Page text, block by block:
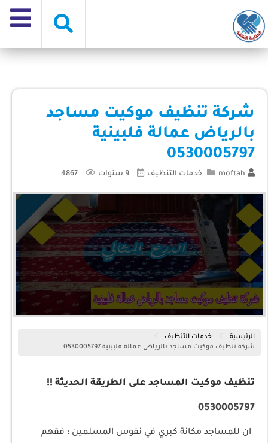
شركة تنظيف موكيت مساجد
بالرياض عمالة فلبينية
0530005797
moftah خدمات التنظيف 9 سنوات
الرئيسية
خدمات التنظيف
شركة تنظيف موكيت مساجد بالرياض عمالة فلبينية 0530005797
تنظيف موكيت المساجد على الطريقة الحديثة !!
0530005797
ان للمساجد مكانة كبري في نفوس المسلمين ؛ فقهم